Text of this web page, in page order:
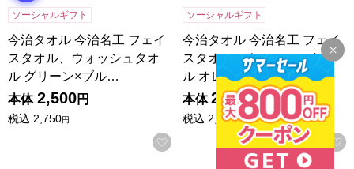
ソーシャルギフト
今治タオル 今治名工 フェイ
スタオル、ウォッシュタオ
ル グリーン×ブル…
本体 2,500円
税込 2,750円
お気に入りに登録する
ソーシャルギフト
今治タオル 今治名工 フェイ
スタオル、ウォッシュタオ
ル オレンジ×ブル…
本体 2,500円
税込 2,750円